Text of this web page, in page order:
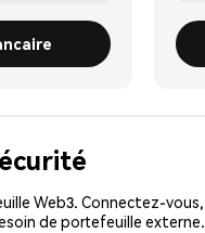
Web3. Connectez-vous,
de portefeuille